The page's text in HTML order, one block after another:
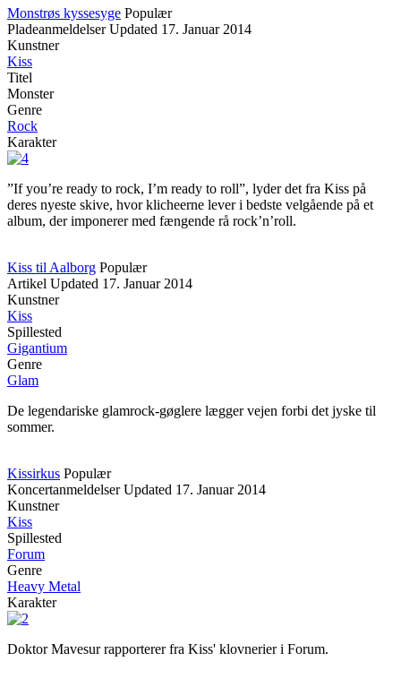
Monstrøs kyssesyge Populær
Pladeanmeldelser Updated 17. Januar 2014
Kunstner
Kiss
Titel
Monster
Genre
Rock
Karakter
”If you’re ready to rock, I’m ready to roll”, lyder det fra Kiss på
deres nyeste skive, hvor klicheerne lever i bedste velgående på et
album, der imponerer med fængende rå rock’n’roll.
Kiss til Aalborg Populær
Artikel Updated 17. Januar 2014
Kunstner
Kiss
Spillested
Gigantium
Genre
Glam
De legendariske glamrock-gøglere lægger vejen forbi det jyske til
sommer.
Kissirkus Populær
Koncertanmeldelser Updated 17. Januar 2014
Kunstner
Kiss
Spillested
Forum
Genre
Heavy Metal
Karakter
Doktor Mavesur rapporterer fra Kiss' klovnerier i Forum.